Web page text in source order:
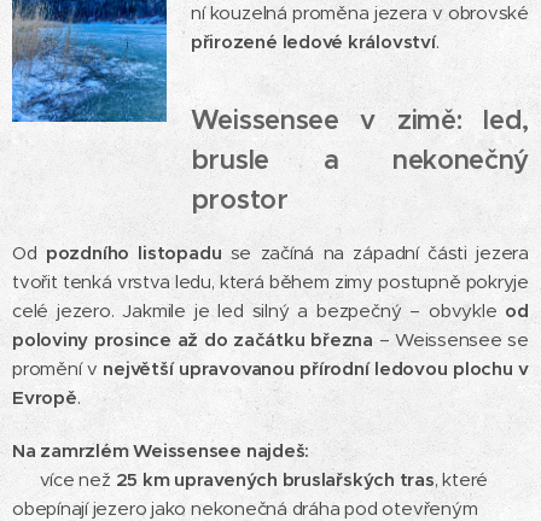
ní kouzelná proměna jezera v obrovské
přirozené ledové království.
Weissensee v zimě: led,
brusle a nekonečný
prostor
Od pozdního listopadu se začíná na západní části jezera
tvořit tenká vrstva ledu, která během zimy postupně pokryje
celé jezero. Jakmile je led silný a bezpečný – obvykle od
poloviny prosince až do začátku března – Weissensee se
promění v největší upravovanou přírodní ledovou plochu v
Evropě.
Na zamrzlém Weissensee najdeš:
✨ více než 25 km upravených bruslařských tras, které
obepínají jezero jako nekonečná dráha pod otevřeným